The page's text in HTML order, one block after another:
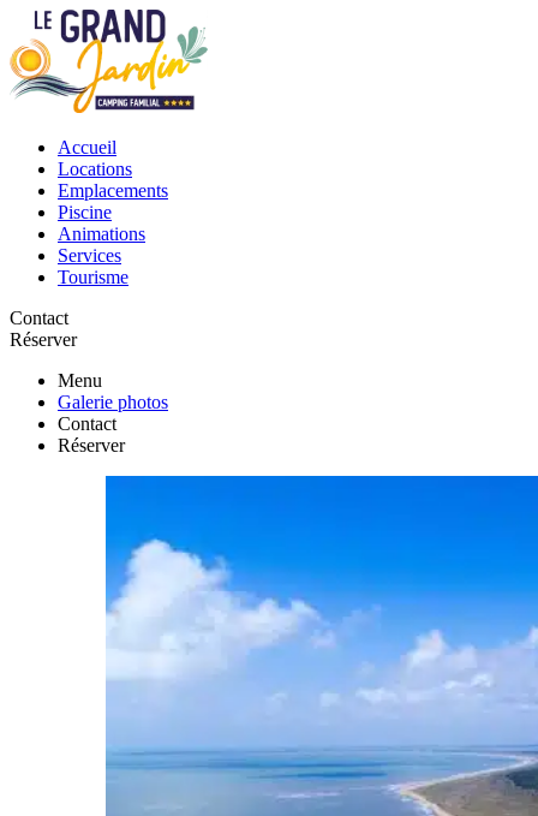
Accueil
Locations
Emplacements
Piscine
Animations
Services
Tourisme
Contact
Réserver
Menu
Galerie photos
Contact
Réserver